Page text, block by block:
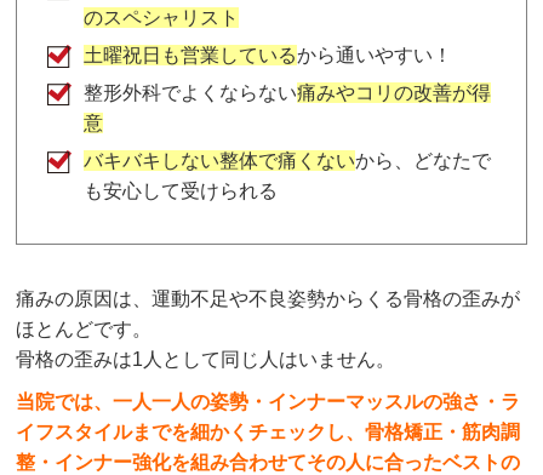
のスペシャリスト
土曜祝日も営業しているから通いやすい！
整形外科でよくならない痛みやコリの改善が得
意
バキバキしない整体で痛くないから、どなたで
も安心して受けられる
痛みの原因は、運動不足や不良姿勢からくる骨格の歪みが
ほとんどです。
骨格の歪みは1人として同じ人はいません。
当院では、一人一人の姿勢・インナーマッスルの強さ・ラ
イフスタイルまでを細かくチェックし、骨格矯正・筋肉調
整・インナー強化を組み合わせてその人に合ったベストの